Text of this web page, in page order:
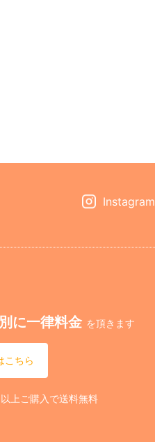
Instagram
に一律料金 を頂きます
こちら
以上ご購入で送料無料